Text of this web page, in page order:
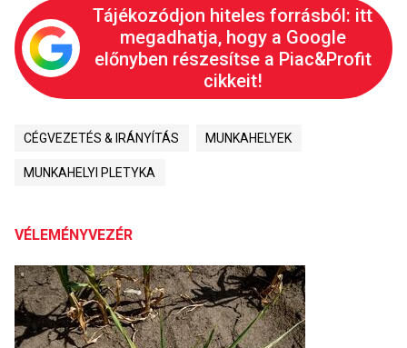
Tájékozódjon hiteles forrásból: itt
megadhatja, hogy a Google
előnyben részesítse a Piac&Profit
cikkeit!
CÉGVEZETÉS & IRÁNYÍTÁS MUNKAHELYEK
MUNKAHELYI PLETYKA
VÉLEMÉNYVEZÉR